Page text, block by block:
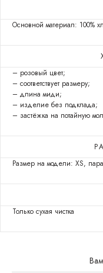
Основной материал: 100%
– розовый цвет;
– соответствует размеру;
– длина миди;
– изделие без подклада;
– застёжка на потайную
Размер на модели: XS,
Только сухая чистка